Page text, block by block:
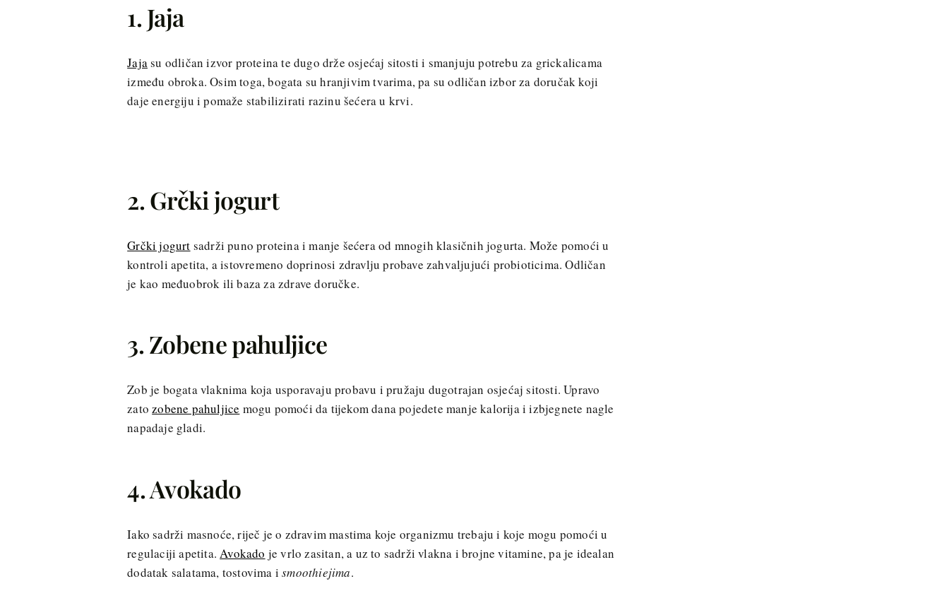
1. Jaja
Jajasu odličan izvor proteina te dugo drže osjećaj sitosti i smanjuju potrebu za grickalicama
između obroka. Osim toga, bogata su hranjivim tvarima, pa su odličan izbor za doručak koji
daje energiju i pomaže stabilizirati razinu šećera u krvi.
2. Grčki jogurt
Grčki jogurt sadrži puno proteina i manje šećera od mnogih klasičnih jogurta. Može pomoći u
kontroli apetita, a istovremeno doprinosi zdravlju probave zahvaljujući probioticima. Odličan
je kao međuobrok ili baza za zdrave doručke.
3. Zobene pahuljice
Zob je bogata vlaknima koja usporavaju probavu i pružaju dugotrajan osjećaj sitosti. Upravo
zatozobene pahuljice mogu pomoći da tijekom dana pojedete manje kalorija i izbjegnete nagle
napadaje gladi.
4. Avokado
Iako sadrži masnoće, riječ je o zdravim mastima koje organizmu trebaju i koje mogu pomoći u
regulaciji apetita.Avokado je vrlo zasitan, a uz to sadrži vlakna i brojne vitamine, pa je idealan
dodatak salatama, tostovima ismoothiejima.